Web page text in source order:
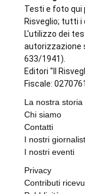
CRONACA NERA
Travolge
feriti gravi,
Antonello Micali